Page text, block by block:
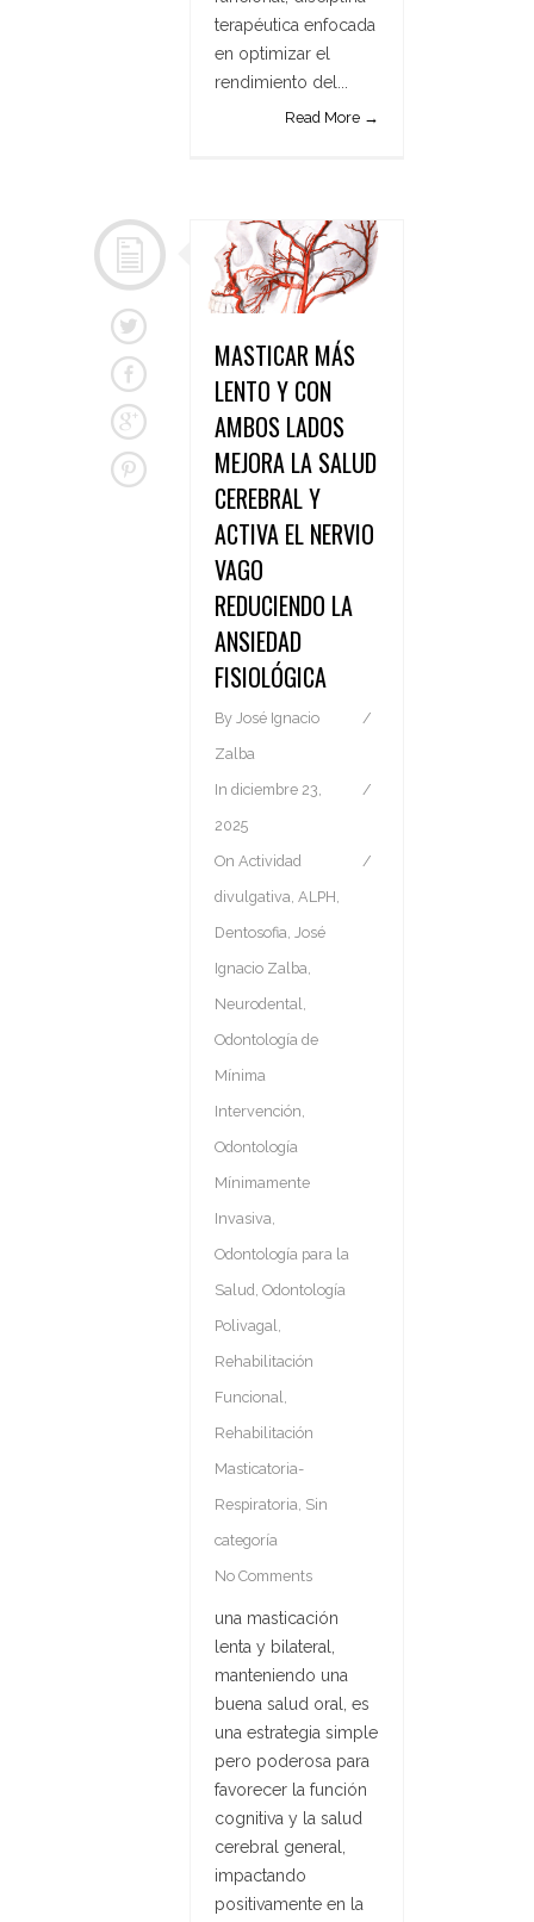
terapéutica enfocada
en optimizar el
rendimiento del...
Read More →
MASTICAR MÁS
LENTO Y CON
AMBOS LADOS
MEJORA LA SALUD
CEREBRAL Y
ACTIVA EL NERVIO
VAGO
REDUCIENDO LA
ANSIEDAD
FISIOLÓGICA
By José Ignacio
Zalba
In diciembre 23,
2025
On Actividad
divulgativa, ALPH,
Dentosofia, José
Ignacio Zalba,
Neurodental,
Odontología de
Mínima
Intervención,
Odontología
Mínimamente
Invasiva,
Odontología para la
Salud, Odontología
Polivagal,
Rehabilitación
Funcional,
Rehabilitación
Masticatoria-
Respiratoria, Sin
categoría
No Comments
una masticación
lenta y bilateral,
manteniendo una
buena salud oral, es
una estrategia simple
pero poderosa para
favorecer la función
cognitiva y la salud
cerebral general,
impactando
positivamente en la